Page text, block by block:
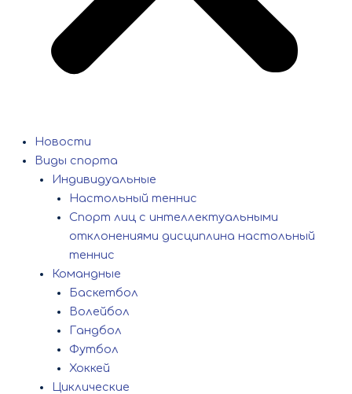
Новости
Виды спорта
Индивидуальные
Настольный теннис
Спорт лиц с интеллектуальными
отклонениями дисциплина настольный
теннис
Командные
Баскетбол
Волейбол
Гандбол
Футбол
Хоккей
Циклические